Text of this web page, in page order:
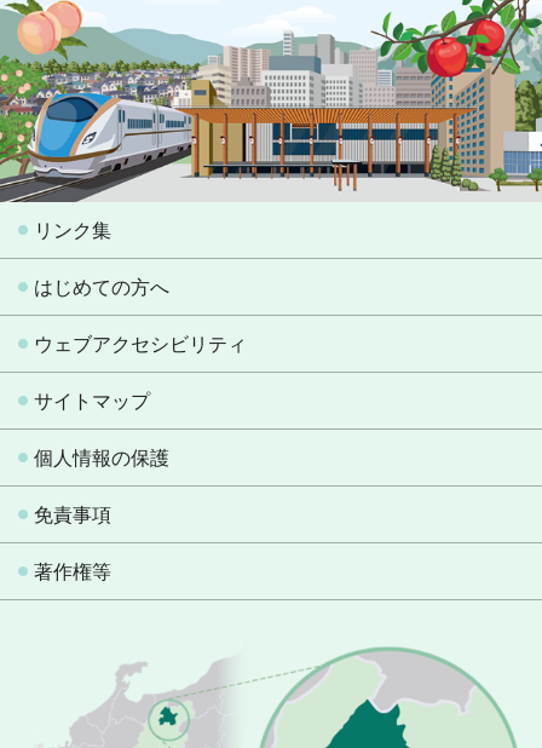
リンク集
はじめての方へ
ウェブアクセシビリティ
サイトマップ
個人情報の保護
免責事項
著作権等